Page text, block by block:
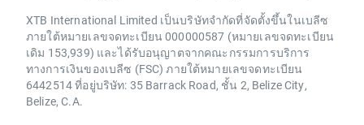
XTB International Limited เป็นบริษัทจำกัดที่จัดตั้งขึ้นในเบลีซ
ภายใต้หมายเลขจดทะเบียน 000000587 (หมายเลขจดทะเบียน
เดิม 153,939) และได้รับอนุญาตจากคณะกรรมการบริการ
ทางการเงินของเบลีซ (FSC) ภายใต้หมายเลขจดทะเบียน
6442514 ที่อยู่บริษัท: 35 Barrack Road, ชั้น 2, Belize City,
Belize, C.A.